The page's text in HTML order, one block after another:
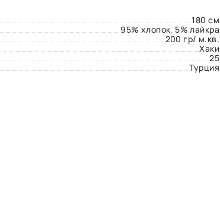
180 см
95% хлопок, 5% лайкра
200 гр/ м.кв.
Хаки
25
Турция